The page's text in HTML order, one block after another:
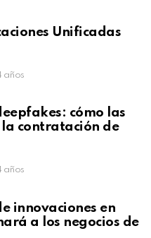
Unificadas
años
cómo las
contratación de
años
innovaciones en
a los negocios de